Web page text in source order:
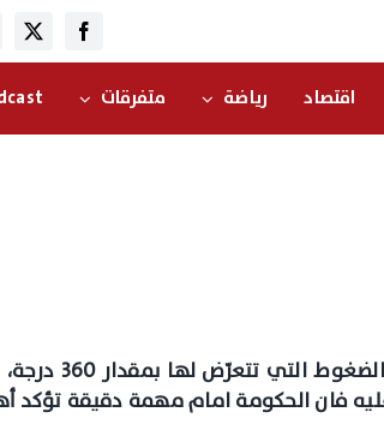
اقتصاد رياضة متفرقات
لم تعد
فان الحكومة امام مهمة دقيقة تؤكد